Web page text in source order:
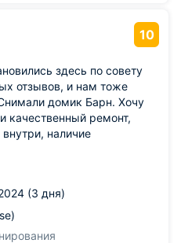
10
здесь по совету
отзывов, и нам тоже
домик Барн. Хочу
качественный ремонт,
наличие
есть кондиционер. В
(3 дня)